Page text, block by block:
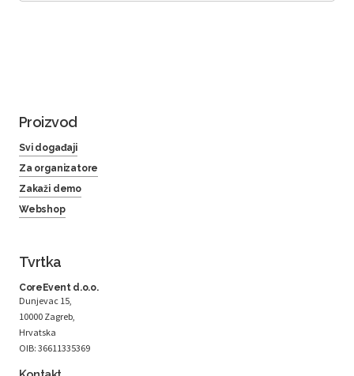
Proizvod
Svi događaji
Za organizatore
Zakaži demo
Webshop
Tvrtka
CoreEvent d.o.o.
Dunjevac 15,
10000 Zagreb,
Hrvatska
OIB: 36611335369